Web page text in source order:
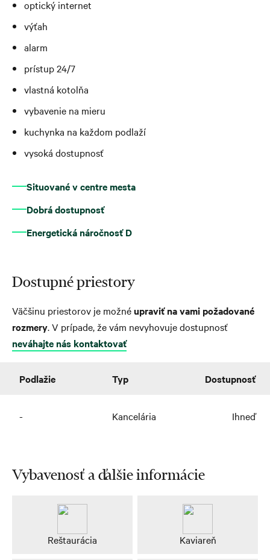
optický internet
výťah
alarm
prístup 24/7
vlastná kotolňa
vybavenie na mieru
kuchynka na každom podlaží
vysoká dostupnosť
Situované v centre mesta
Dobrá dostupnosť
Energetická náročnosť D
Dostupné priestory
Väčšinu priestorov je možnéupraviť na vami požadované
rozmery. V prípade, že vám nevyhovuje dostupnosť
neváhajte nás kontaktovať
Podlažie Typ Dostupnosť
- Kancelária Ihneď
Vybavenosť a ďalšie informácie
Reštaurácia Kaviareň